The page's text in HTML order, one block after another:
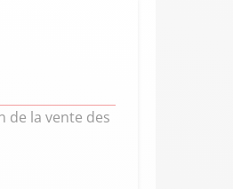
de la vente des